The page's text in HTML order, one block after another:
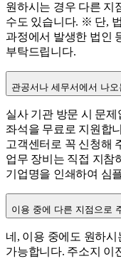
원하시는 경우 다른 지
수도 있습니다. ※ 단,
과정에서 발생한 법인
부탁드립니다.
관공서나 세무서에서 나
실사 기관 방문 시 문
좌석을 무료로 지원합
고객센터로 꼭 신청해
업무 장비는 직접 지참
기업명을 인쇄하여 심
이용 중에 다른 지점으로
네, 이용 중에도 원하시
가능합니다. 주소지 이